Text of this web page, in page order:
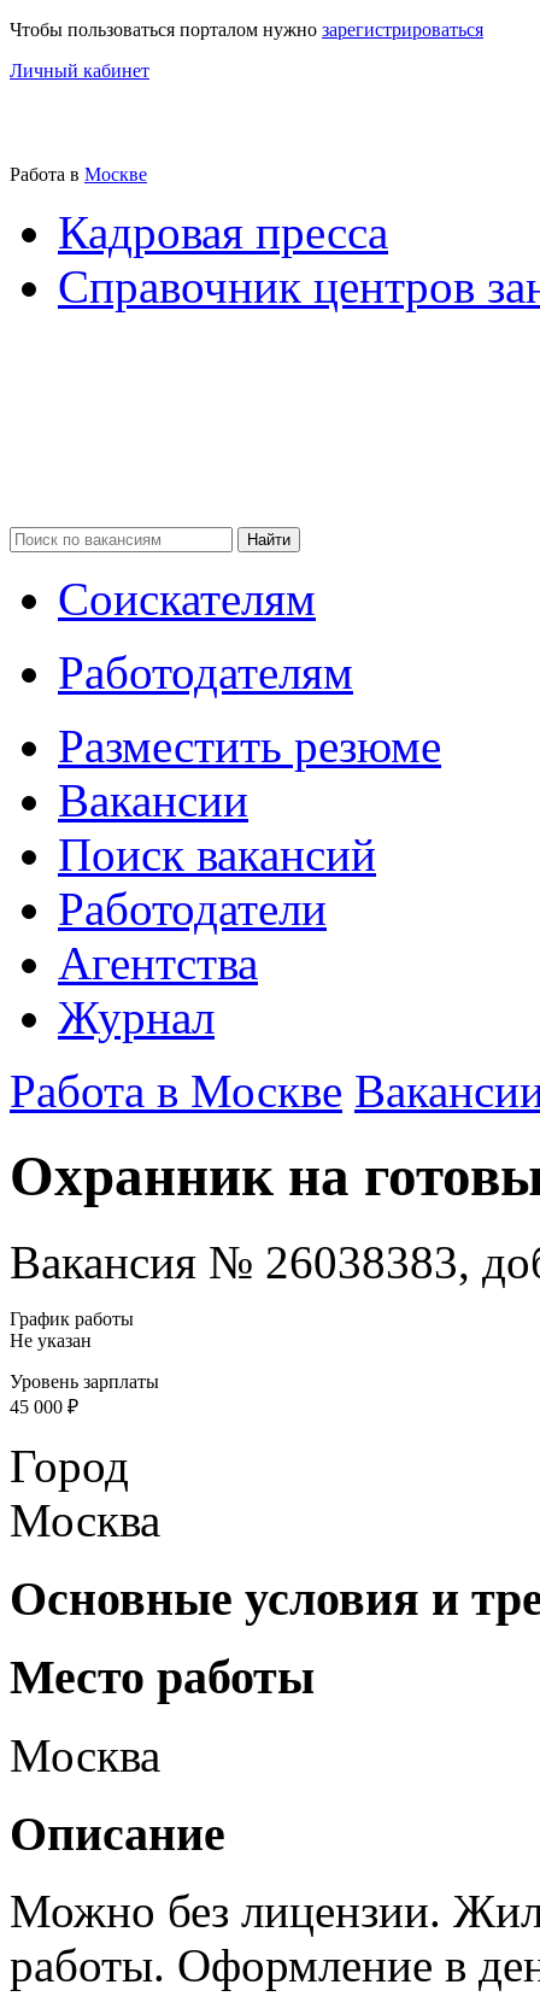
Чтобы пользоваться порталом нужно зарегистрироваться
Личный кабинет
Работа в Москве
Кадровая пресса
Справочник центров
Соискателям
Работодателям
Разместить резюме
Вакансии
Поиск вакансий
Работодатели
Агентства
Журнал
Работа в Москве
Охранник на
Вакансия № 26038383,
График работы
Не указан
Уровень зарплаты
45 000 ₽
Город
Москва
Основные условия и
Место работы
Москва
Описание
Можно без лицензии.
работы. Оформление в